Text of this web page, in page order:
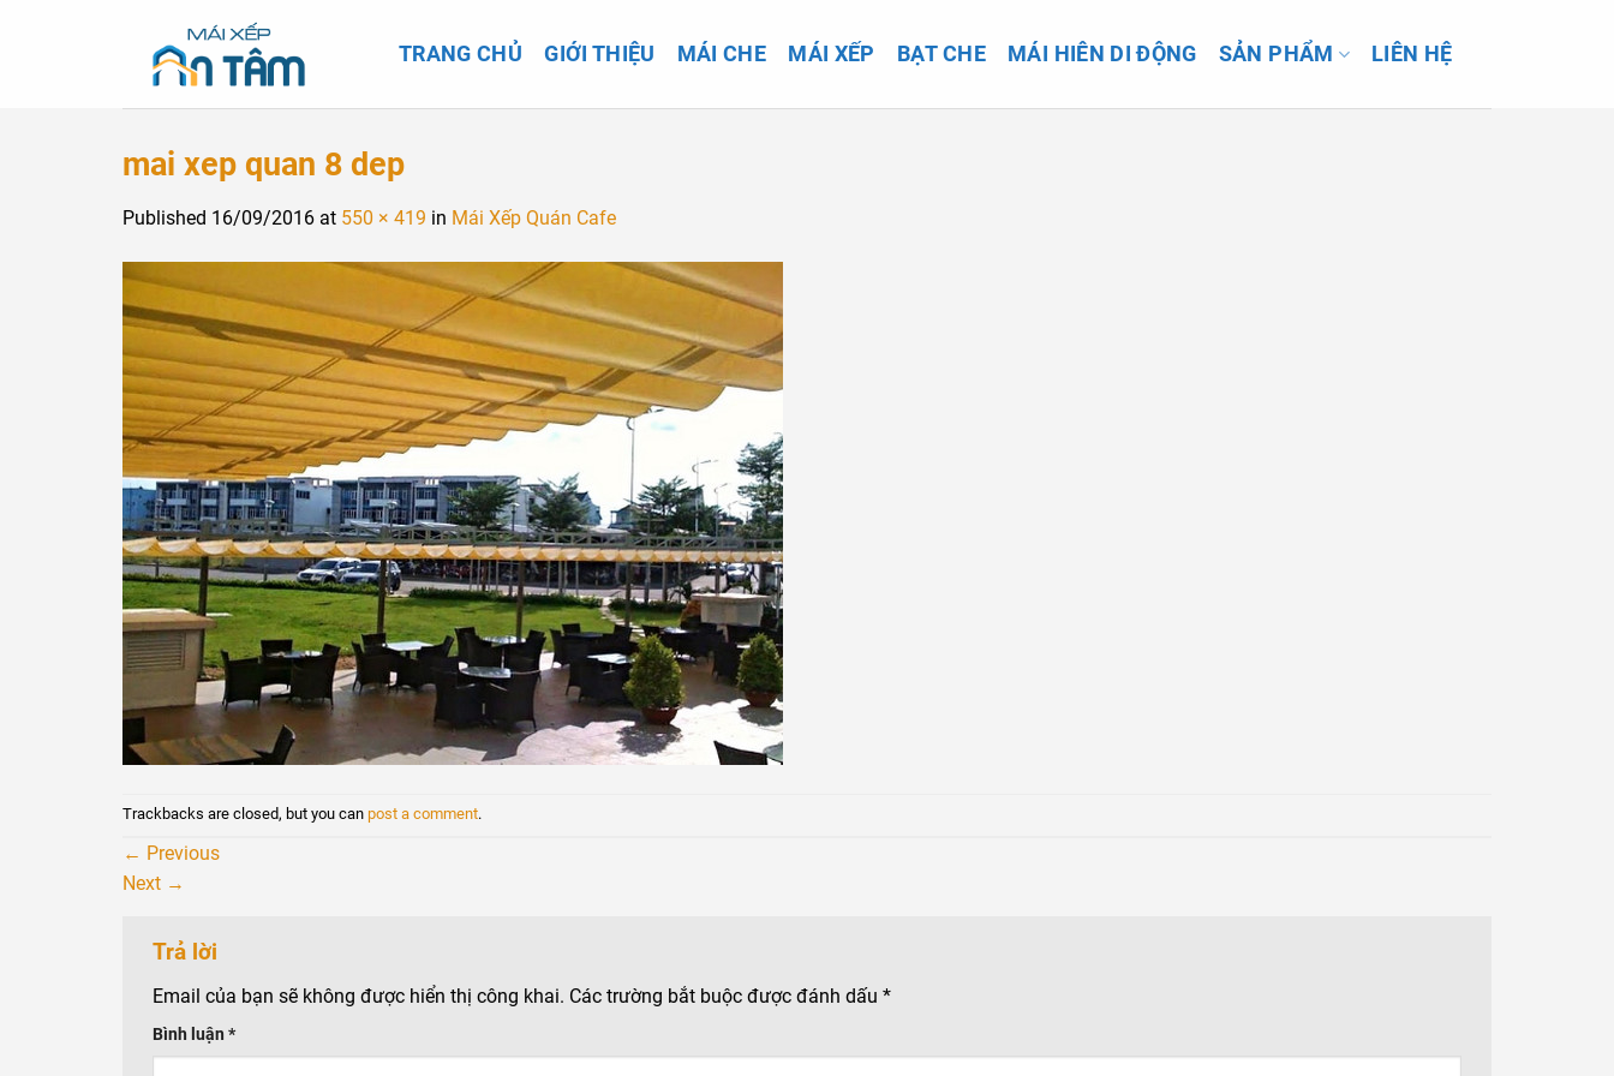
TRANG CHỦ GIỚI THIỆU MÁI CHE MÁI XẾP BẠT CHE MÁI HIÊN DI ĐỘNG SẢN PHẨM LIÊN HỆ
mai xep quan 8 dep
Published 16/09/2016 at 550 × 419 in Mái Xếp Quán Cafe
Trackbacks are closed, but you can post a comment.
← Previous
Next →
Trả lời
Email của bạn sẽ không được hiển thị công khai. Các trường bắt buộc được đánh dấu *
Bình luận *